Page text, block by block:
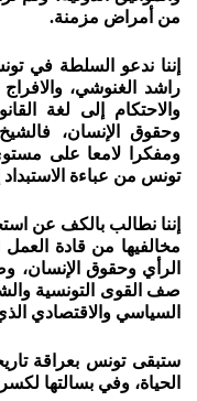
من أمراض مزمنة.
إننا ندعو السلطة في
راشد الغنوشي،
والاحتكام إلى لغة
وحقوق الإنسان،
ومفكرا لامعا على
تونس من عباءة
إننا نطالب بالكف عن
مخالفيها من قادة
الرأي وحقوق الإنسان،
صف القوى التونسية
السياسي والاقتصادي
ستبقى تونس بعراقة
الحياة، وفي بسالتها